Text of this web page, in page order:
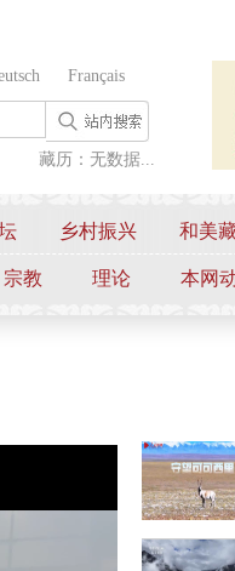
Français
藏历：无数据...
乡村振兴 和美
宗教 理论 本网